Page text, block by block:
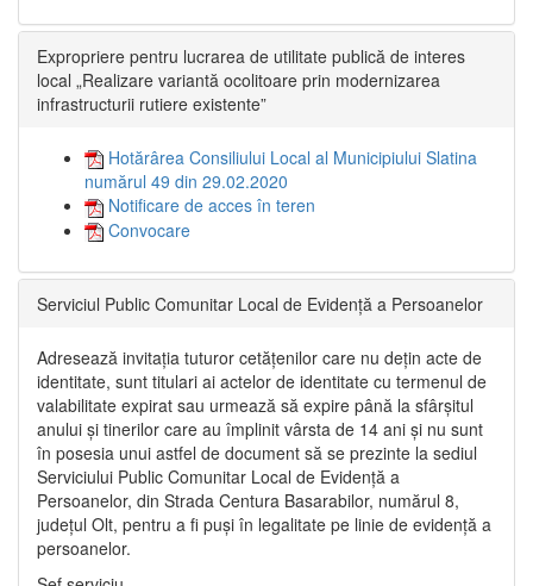
Expropriere pentru lucrarea de utilitate publică de interes
local „Realizare variantă ocolitoare prin modernizarea
infrastructurii rutiere existente”
Hotărârea Consiliului Local al Municipiului Slatina
numărul 49 din 29.02.2020
Notificare de acces în teren
Convocare
Serviciul Public Comunitar Local de Evidență a Persoanelor
Adresează invitația tuturor cetățenilor care nu dețin acte de
identitate, sunt titulari ai actelor de identitate cu termenul de
valabilitate expirat sau urmează să expire până la sfârșitul
anului și tinerilor care au împlinit vârsta de 14 ani și nu sunt
în posesia unui astfel de document să se prezinte la sediul
Serviciului Public Comunitar Local de Evidență a
Persoanelor, din Strada Centura Basarabilor, numărul 8,
județul Olt, pentru a fi puși în legalitate pe linie de evidență a
persoanelor.